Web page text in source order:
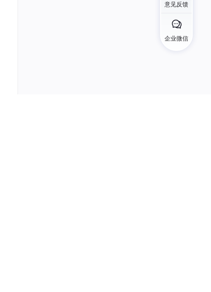
意见反馈
企业微信